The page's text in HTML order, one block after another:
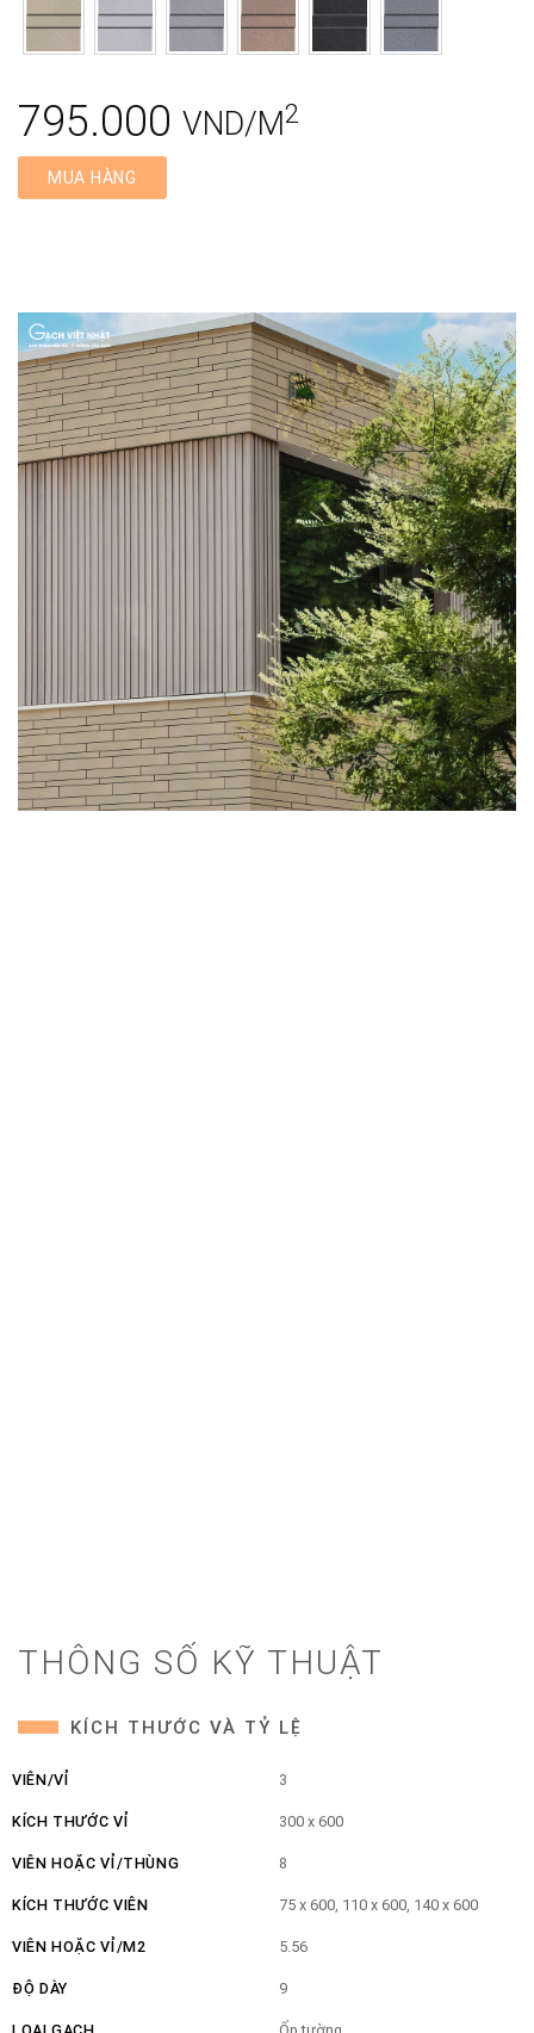
795.000 VND/M2
MUA HÀNG
THÔNG SỐ KỸ THUẬT
KÍCH THƯỚC VÀ TỶ LỆ
VIÊN/VỈ 3
KÍCH THƯỚC VỈ 300 x 600
VIÊN HOẶC VỈ/THÙNG 8
KÍCH THƯỚC VIÊN 75 x 600, 110 x 600, 140 x 600
VIÊN HOẶC VỈ/M2 5.56
ĐỘ DÀY 9